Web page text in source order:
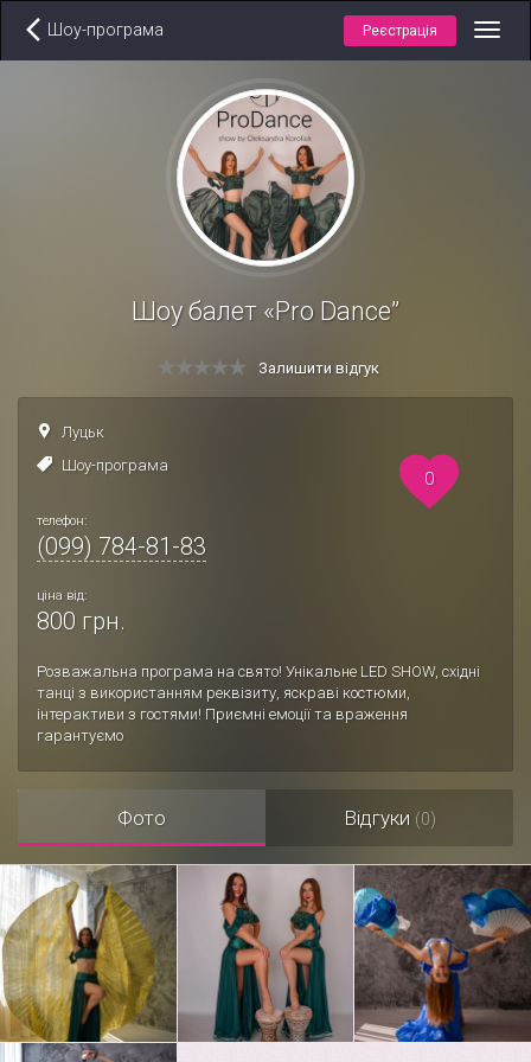
Шоу-програма Реєстрація
Шоу балет «Pro Dance”
Залишити відгук
Луцьк
Шоу-програма
телефон:
(099) 784-81-83
ціна від:
800 грн.
Розважальна програма на свято! Унікальне LED SHOW, східні
танці з використанням реквізиту, яскраві костюми,
інтерактиви з гостями! Приємні емоції та враження
гарантуємо
0
Фото Відгуки (0)